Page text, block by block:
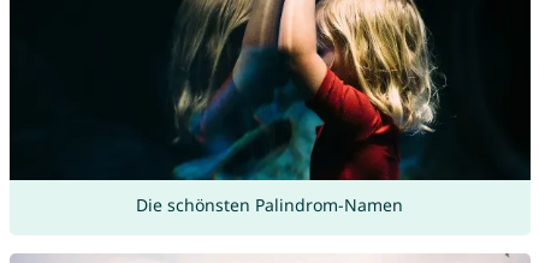
Die schönsten Palindrom-Namen